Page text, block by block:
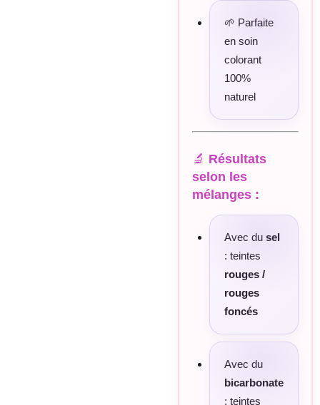
🌱 Parfaite
en soin
colorant
100%
naturel
🔬 Résultats
selon les
mélanges :
Avec du sel
: teintes
rouges /
rouges
foncés
Avec du
bicarbonate
: teintes